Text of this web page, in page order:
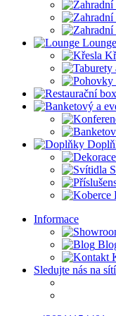
Lounge
Informace
Sledujte nás na